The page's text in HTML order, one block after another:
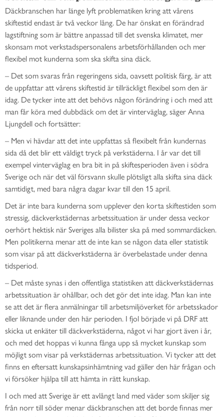
Däckbranschen har länge lyft problematiken kring att vårens
skiftestid endast är två veckor lång. De har önskat en förändrad
lagstiftning som är bättre anpassad till det svenska klimatet, mer
skonsam mot verkstadspersonalens arbetsförhållanden och mer
flexibel mot kunderna som ska skifta sina däck.
– Det som svaras från regeringens sida, oavsett politisk färg, är att
de uppfattar att vårens skiftestid är tillräckligt flexibel som den är
idag. De tycker inte att det behövs någon förändring i och med att
man får köra med dubbdäck om det är vinterväglag, säger Anna
Ljungdell och fortsätter:
– Men vi hävdar att det inte uppfattas så flexibelt från kundernas
sida då det blir ett väldigt tryck på verkstäderna. I år var det till
exempel vinterväglag en bra bit in på skiftesperioden även i södra
Sverige och när det väl försvann skulle plötsligt alla skifta sina däck
samtidigt, med bara några dagar kvar till den 15 april.
Det är inte bara kunderna som upplever den korta skiftestiden som
stressig, däckverkstädernas arbetssituation är under dessa veckor
oerhört hektisk när Sveriges alla bilister ska på med sommardäcken.
Men politikerna menar att de inte kan se någon data eller statistik
som visar på att däckverkstäderna är överbelastade under denna
tidsperiod.
– Det måste synas i den offentliga statistiken att däckverkstädernas
arbetssituation är ohållbar, och det gör det inte idag. Man kan inte
se att det är flera anmälningar till arbetsmiljöverket för arbetsskador
eller liknande under den här perioden. I fjol började vi på DRF att
skicka ut enkäter till däckverkstäderna, något vi har gjort även i år,
och med det hoppas vi kunna fånga upp så mycket kunskap som
möjligt som visar på verkstädernas arbetssituation. Vi tycker att det
finns en eftersatt kunskapsinhämtning vad gäller den här frågan och
vi försöker hjälpa till att hämta in rätt kunskap.
I och med att Sverige är ett avlångt land med väder som skiljer sig
från norr till söder menar däckbranschen att det borde finnas mer